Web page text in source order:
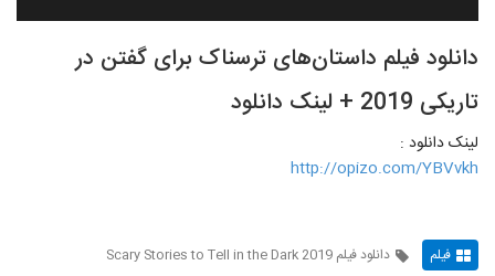
دانلود فیلم داستان‌های ترسناک برای گفتن در
تاریکی 2019 + لینک دانلود
لینک دانلود :
http://opizo.com/YBVvkh
فیلم
دانلود فیلم Scary Stories to Tell in the Dark 2019